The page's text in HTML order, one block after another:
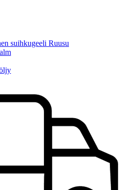
suihkugeeli Ruusu